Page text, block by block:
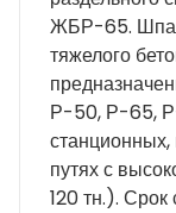
+
2
ЦП328
+
ЦП143
(новый)
ЖБР-65.
тяжелого
Р-50, Р-65,
путях с
120 тн.).